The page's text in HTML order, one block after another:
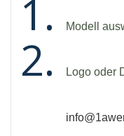
Modell
Logo oder